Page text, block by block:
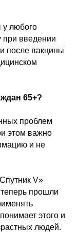
у любого
при введении
после вакцины
65+?
проблем
этом важно
и не
V»
прошли
этого и
людей.